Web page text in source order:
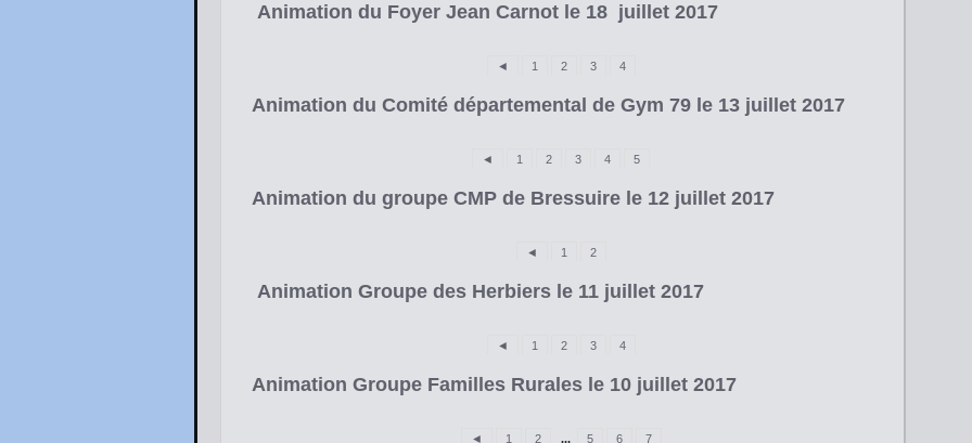
Animation du Foyer Jean Carnot le 18 juillet 2017
◄ 1 2 3 4
Animation du Comité départemental de Gym 79 le 13 juillet 2017
◄ 1 2 3 4 5
Animation du groupe CMP de Bressuire le 12 juillet 2017
◄ 1 2
Animation Groupe des Herbiers le 11 juillet 2017
◄ 1 2 3 4
Animation Groupe Familles Rurales le 10 juillet 2017
◄ 1 2 ... 5 6 7